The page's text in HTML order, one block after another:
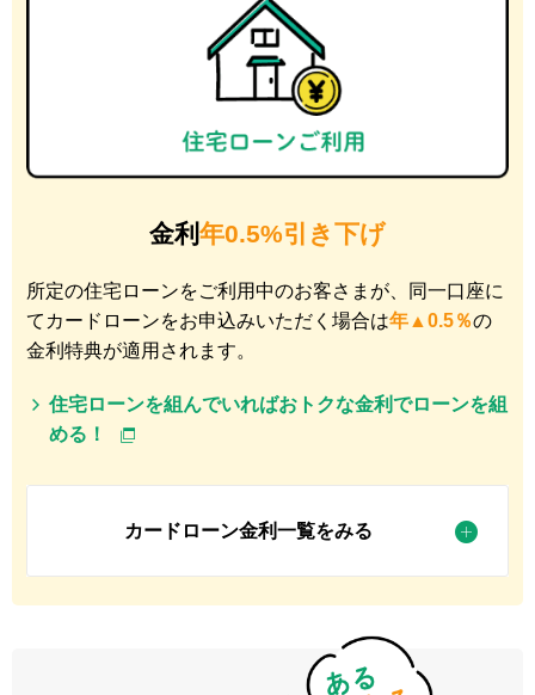
金利 年0.5%引き下げ
所定の住宅ローンをご利用中のお客さまが、同一口座に
てカードローンをお申込みいただく場合は年▲0.5％の
金利特典が適用されます。
住宅ローンを組んでいればおトクな金利でローンを組
める！
カードローン金利一覧をみる